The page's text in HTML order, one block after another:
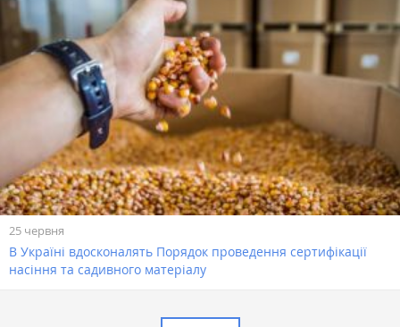
25 червня
В Україні вдосконалять Порядок проведення сертифікації
насіння та садивного матеріалу